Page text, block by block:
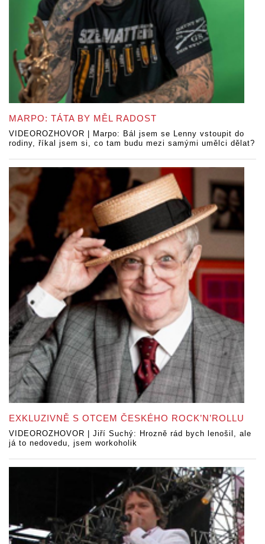
MARPO: TÁTA BY MĚL RADOST
VIDEOROZHOVOR | Marpo: Bál jsem se Lenny vstoupit do
rodiny, říkal jsem si, co tam budu mezi samými umělci dělat?
EXKLUZIVNĚ S OTCEM ČESKÉHO ROCK’N’ROLLU
VIDEOROZHOVOR | Jiří Suchý: Hrozně rád bych lenošil, ale
já to nedovedu, jsem workoholik